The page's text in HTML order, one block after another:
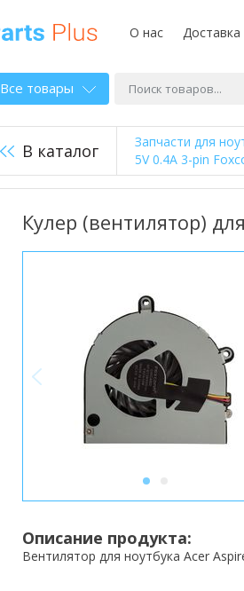
О нас Доставка
Все товары
В каталог Запчасти для
5V 0.4A 3-pin
Кулер (вентилятор)
1
Описание продукта:
Вентилятор для ноутбука Acer